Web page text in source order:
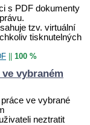
s PDF dokumenty
tzv. virtuální
tisknutelných
100 %
vybraném
ve vybrané
neztratit